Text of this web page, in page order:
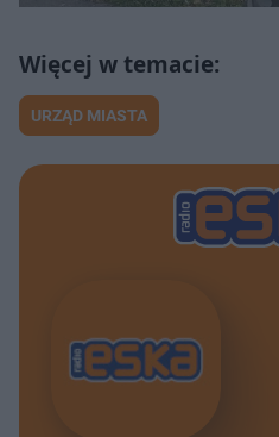
URZĄD MIASTA